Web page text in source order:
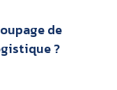
de
?